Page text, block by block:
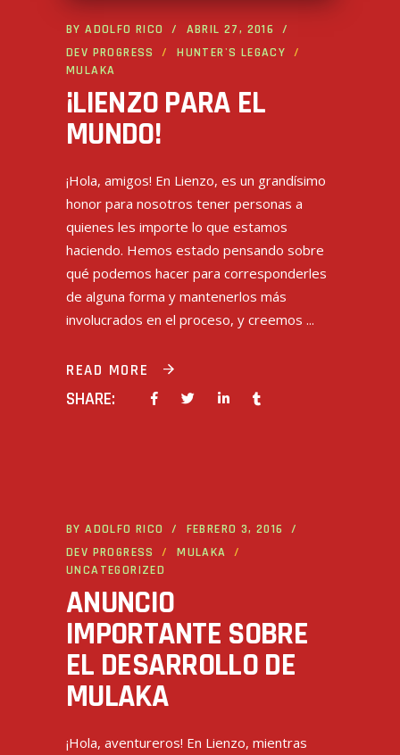
BYADOLFO RICO
ABRIL 27, 2016
DEV PROGRESS
HUNTER'S LEGACY
MULAKA
¡LIENZO PARA EL
MUNDO!
¡Hola, amigos! En Lienzo, es un grandísimo
honor para nosotros tener personas a
quienes les importe lo que estamos
haciendo. Hemos estado pensando sobre
qué podemos hacer para corresponderles
de alguna forma y mantenerlos más
involucrados en el proceso, y creemos
READ MORE
SHARE:
BYADOLFO RICO
FEBRERO 3, 2016
DEV PROGRESS
MULAKA
UNCATEGORIZED
ANUNCIO
IMPORTANTE SOBRE
EL DESARROLLO DE
MULAKA
¡Hola, aventureros! En Lienzo, mientras